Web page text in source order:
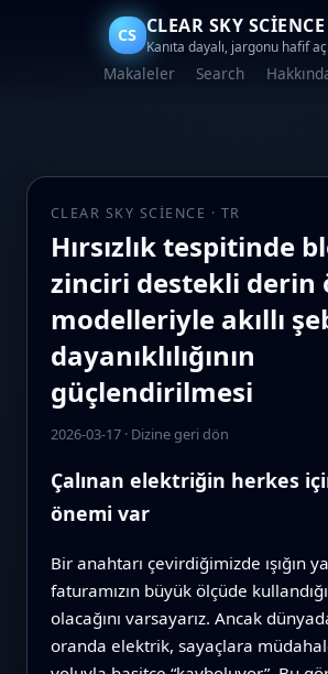
CS CLEAR SKY SCIENCE
Kanıta dayalı, jargonu hafif
Makaleler Search
CLEAR SKY SCIENCE · TR
Hırsızlık tespitinde
zinciri destekli derin
modelleriyle akıllı
dayanıklılığının
güçlendirilmesi
2026-03-17· Dizine geri dön
Çalınan elektriğin herkes
önemi var
Bir anahtarı çevirdiğimizde ışığın
faturamızın büyük ölçüde
olacağını varsayarız. Ancak
oranda elektrik, sayaçlara